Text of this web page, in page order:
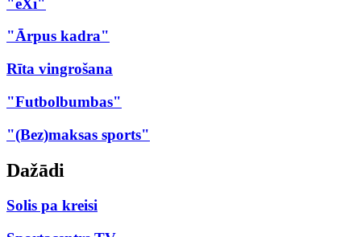
"eXi"
"Ārpus kadra"
Rīta vingrošana
"Futbolbumbas"
"(Bez)maksas sports"
Dažādi
Solis pa kreisi